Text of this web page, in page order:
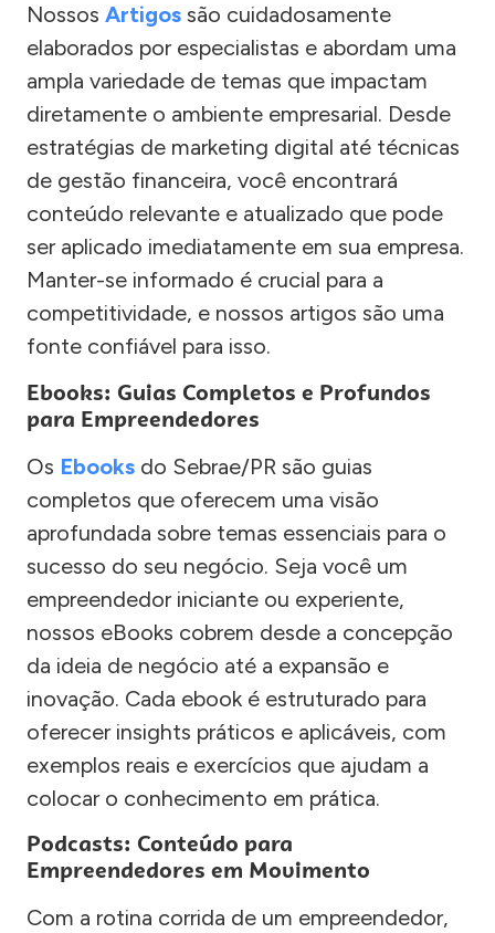
Nossos Artigos são cuidadosamente
elaborados por especialistas e abordam uma
ampla variedade de temas que impactam
diretamente o ambiente empresarial. Desde
estratégias de marketing digital até técnicas
de gestão financeira, você encontrará
conteúdo relevante e atualizado que pode
ser aplicado imediatamente em sua empresa.
Manter-se informado é crucial para a
competitividade, e nossos artigos são uma
fonte confiável para isso.
Ebooks: Guias Completos e Profundos
para Empreendedores
Os Ebooks do Sebrae/PR são guias
completos que oferecem uma visão
aprofundada sobre temas essenciais para o
sucesso do seu negócio. Seja você um
empreendedor iniciante ou experiente,
nossos eBooks cobrem desde a concepção
da ideia de negócio até a expansão e
inovação. Cada ebook é estruturado para
oferecer insights práticos e aplicáveis, com
exemplos reais e exercícios que ajudam a
colocar o conhecimento em prática.
Podcasts: Conteúdo para
Empreendedores em Movimento
Com a rotina corrida de um empreendedor,